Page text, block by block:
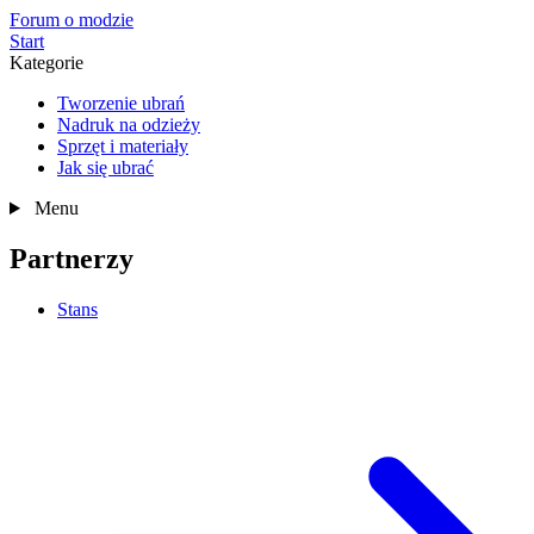
Forum o modzie
Start
Kategorie
Tworzenie ubrań
Nadruk na odzieży
Sprzęt i materiały
Jak się ubrać
Menu
Partnerzy
Stans